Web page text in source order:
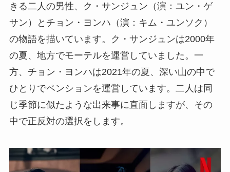
きる二人の男性、ク・サンジュン（演：ユン・ゲ
サン）とチョン・ヨンハ（演：キム・ユンソク）
の物語を描いています。ク・サンジュンは2000年
の夏、地方でモーテルを運営していました。一
方、チョン・ヨンハは2021年の夏、深い山の中で
ひとりでペンションを運営しています。二人は同
じ季節に似たような出来事に直面しますが、その
中で正反対の選択をします。